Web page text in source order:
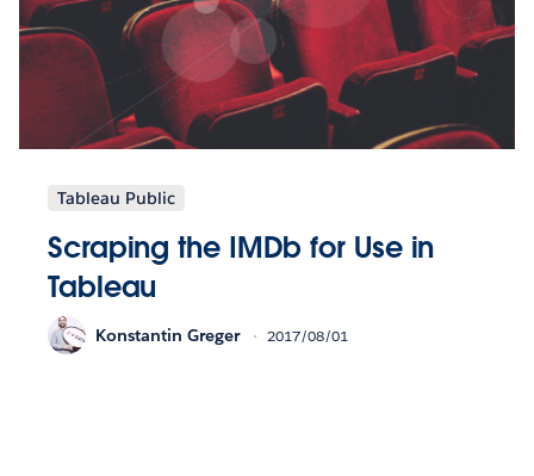
Tableau Public
Scraping the IMDb for Use in
Tableau
Konstantin Greger 2017/08/01